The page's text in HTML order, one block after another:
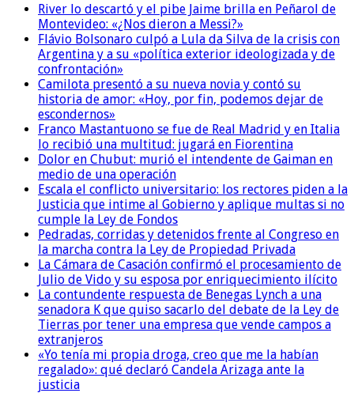
River lo descartó y el pibe Jaime brilla en Peñarol de
Montevideo: «¿Nos dieron a Messi?»
Flávio Bolsonaro culpó a Lula da Silva de la crisis con
Argentina y a su «política exterior ideologizada y de
confrontación»
Camilota presentó a su nueva novia y contó su
historia de amor: «Hoy, por fin, podemos dejar de
escondernos»
Franco Mastantuono se fue de Real Madrid y en Italia
lo recibió una multitud: jugará en Fiorentina
Dolor en Chubut: murió el intendente de Gaiman en
medio de una operación
Escala el conflicto universitario: los rectores piden a la
Justicia que intime al Gobierno y aplique multas si no
cumple la Ley de Fondos
Pedradas, corridas y detenidos frente al Congreso en
la marcha contra la Ley de Propiedad Privada
La Cámara de Casación confirmó el procesamiento de
Julio de Vido y su esposa por enriquecimiento ilícito
La contundente respuesta de Benegas Lynch a una
senadora K que quiso sacarlo del debate de la Ley de
Tierras por tener una empresa que vende campos a
extranjeros
«Yo tenía mi propia droga, creo que me la habían
regalado»: qué declaró Candela Arizaga ante la
justicia